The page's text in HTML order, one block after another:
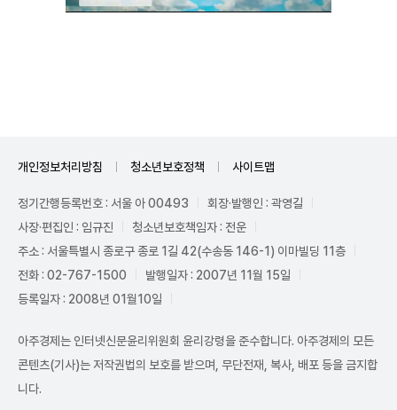
개인정보처리방침 청소년보호정책 사이트맵
정기간행등록번호 : 서울 아 00493
회장·발행인 : 곽영길
사장·편집인 : 임규진
청소년보호책임자 : 전운
주소 : 서울특별시 종로구 종로 1길 42(수송동 146-1) 이마빌딩 11층
전화 : 02-767-1500
발행일자 : 2007년 11월 15일
등록일자 : 2008년 01월10일
아주경제는 인터넷신문윤리위원회 윤리강령을 준수합니다. 아주경제의 모든
콘텐츠(기사)는 저작권법의 보호를 받으며, 무단전재, 복사, 배포 등을 금지합
니다.